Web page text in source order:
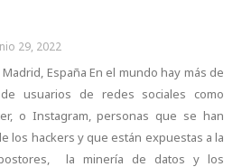
29, 2022
España En el mundo hay más de
usuarios de redes sociales como
o Instagram, personas que se han
los hackers y que están expuestas a la
la minería de datos y los